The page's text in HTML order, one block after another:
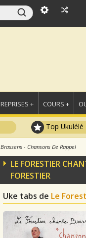
REPRISES + COURS +
Top Ukulélé
- Chansons De Rappel
LE FORESTIER
FORESTIER
Uke tabs de Le